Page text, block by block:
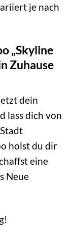
je nach
„Skyline
Zuhause
dein
lass dich von
holst du dir
eine
Neue